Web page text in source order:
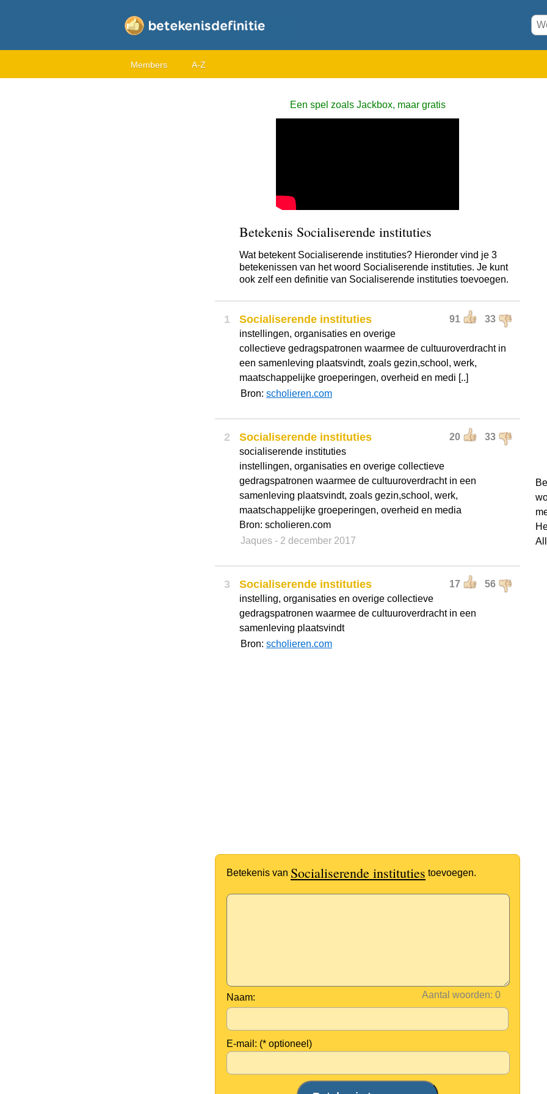
Members A-Z
Een spel zoals Jackbox, maar gratis
Betekenis Socialiserende instituties
Wat betekent Socialiserende instituties? Hieronder vind je 3
betekenissen van het woord Socialiserende instituties. Je kunt
ook zelf een definitie van Socialiserende instituties toevoegen.
1 91 33
Socialiserende instituties
instellingen, organisaties en overige
collectieve gedragspatronen waarmee de cultuuroverdracht in
een samenleving plaatsvindt, zoals gezin,school, werk,
maatschappelijke groeperingen, overheid en medi [..]
Bron: scholieren.com
2 20 33
Socialiserende instituties
socialiserende instituties
instellingen, organisaties en overige collectieve
gedragspatronen waarmee de cultuuroverdracht in een
samenleving plaatsvindt, zoals gezin,school, werk,
maatschappelijke groeperingen, overheid en media
Bron: scholieren.com
Jaques - 2 december 2017
3 17 56
Socialiserende instituties
instelling, organisaties en overige collectieve
gedragspatronen waarmee de cultuuroverdracht in een
samenleving plaatsvindt
Bron: scholieren.com
Betekenis van Socialiserende instituties toevoegen.
Aantal woorden:
Naam:
E-mail: (* optioneel)